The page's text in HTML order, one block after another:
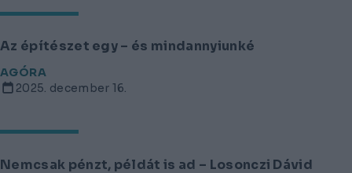
Az építészet egy – és mindannyiunké
AGÓRA
2025. december 16.
Nemcsak pénzt, példát is ad – Losonczi Dávid